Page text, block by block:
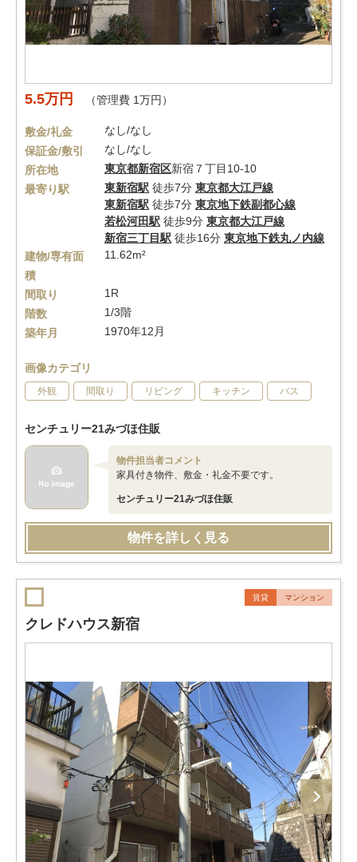
5.5万円 （管理費 1万円）
敷金/礼金
なし/なし
保証金/敷引
なし/なし
所在地
東京都新宿区新宿７丁目10-10
最寄り駅
東新宿駅 徒歩7分 東京都大江戸線
東新宿駅 徒歩7分 東京地下鉄副都心線
若松河田駅 徒歩9分 東京都大江戸線
新宿三丁目駅 徒歩16分 東京地下鉄丸ノ内線
建物/専有面
積
11.62m²
間取り
1R
階数
1/3階
築年月
1970年12月
画像カテゴリ
外観 間取り リビング キッチン バス
センチュリー21みづほ住販
物件担当者コメント
家具付き物件、敷金・礼金不要です。
センチュリー21みづほ住販
物件を詳しく見る
賃貸 マンション
クレドハウス新宿